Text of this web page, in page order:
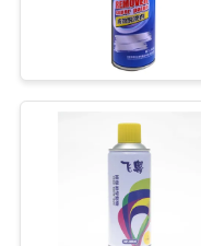
ΜΕ
ΖΗΤΉΣΤΕ
ΑΠΌΣΠΑΣΜΑ